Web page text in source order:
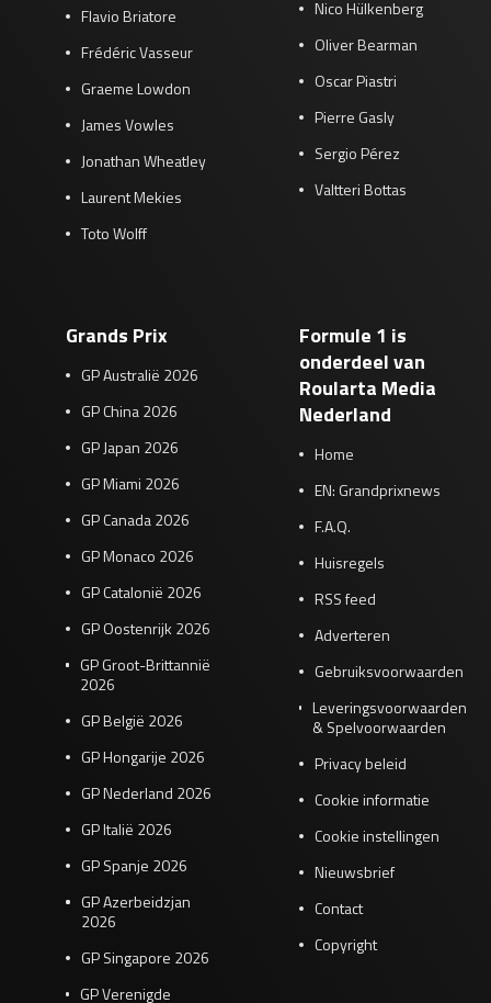
Flavio Briatore
Frédéric Vasseur
Graeme Lowdon
James Vowles
Jonathan Wheatley
Laurent Mekies
Toto Wolff
Nico Hülkenberg
Oliver Bearman
Oscar Piastri
Pierre Gasly
Sergio Pérez
Valtteri Bottas
Grands Prix
GP Australië 2026
GP China 2026
GP Japan 2026
GP Miami 2026
GP Canada 2026
GP Monaco 2026
GP Catalonië 2026
GP Oostenrijk 2026
GP Groot-Brittannië
2026
GP België 2026
GP Hongarije 2026
GP Nederland 2026
GP Italië 2026
GP Spanje 2026
GP Azerbeidzjan
2026
GP Singapore 2026
GP Verenigde
Formule 1 is
onderdeel van
Roularta Media
Nederland
Home
EN: Grandprixnews
F.A.Q.
Huisregels
RSS feed
Adverteren
Gebruiksvoorwaarden
Leveringsvoorwaarden
& Spelvoorwaarden
Privacy beleid
Cookie informatie
Cookie instellingen
Nieuwsbrief
Contact
Copyright